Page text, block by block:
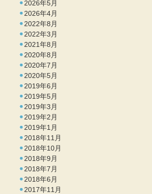
2026年5月
2026年4月
2022年8月
2022年3月
2021年8月
2020年8月
2020年7月
2020年5月
2019年6月
2019年5月
2019年3月
2019年2月
2019年1月
2018年11月
2018年10月
2018年9月
2018年7月
2018年6月
2017年11月